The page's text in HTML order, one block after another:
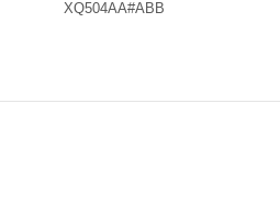
XQ504AA#ABB